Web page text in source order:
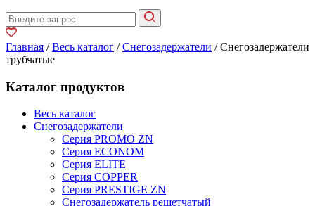
Главная /Весь каталог /Снегозадержатели / Снегозадержатели
трубчатые
Каталог продуктов
Весь каталог
Снегозадержатели
Серия PROMO ZN
Серия ECONOM
Серия ELITE
Серия COPPER
Серия PRESTIGE ZN
Снегозадержатель решетчатый